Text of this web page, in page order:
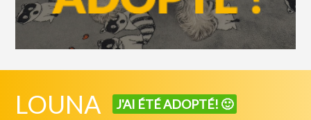
LOUNA J'AI ÉTÉ ADOPTÉ! 🙂